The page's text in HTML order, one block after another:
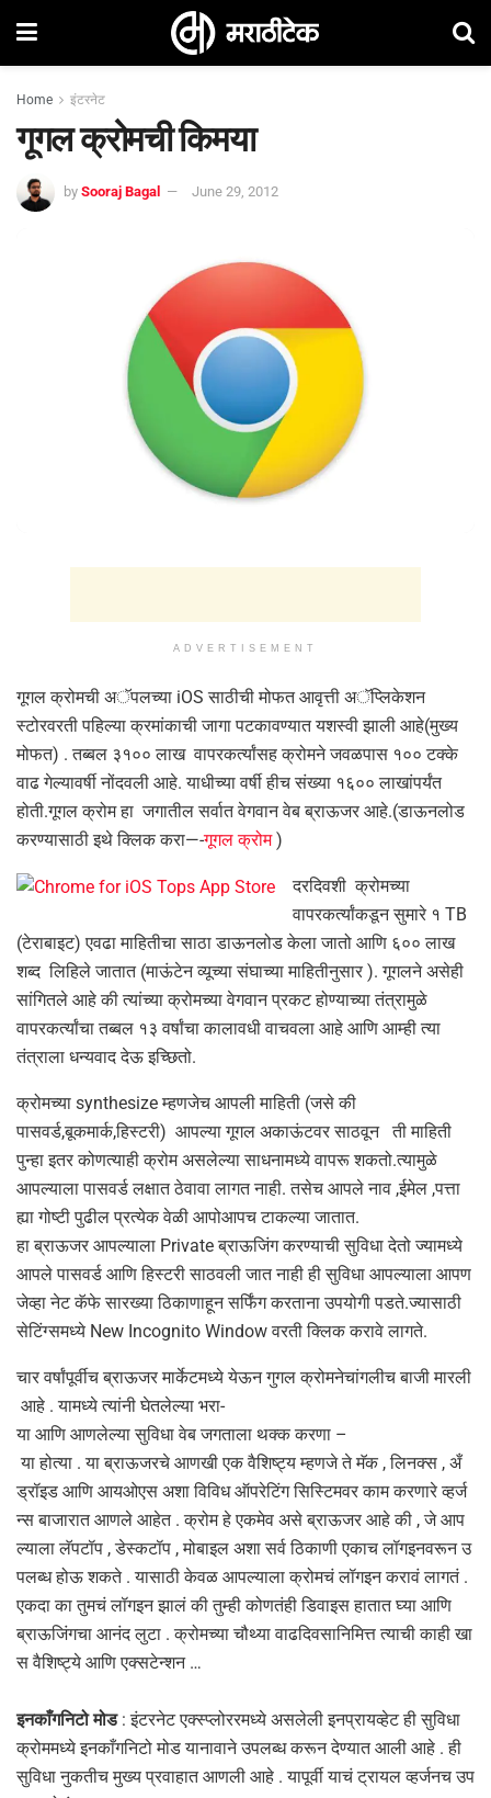
Home इंटरनेट
गूगल क्रोमची किमया
by Sooraj Bagal June 29, 2012
ADVERTISEMENT
गूगल क्रोमची अॅपलच्या iOS साठीची मोफत आवृत्ती अॅप्लिकेशन
स्टोरवरती पहिल्या क्रमांकाची जागा पटकावण्यात यशस्वी झाली आहे(मुख्य
मोफत) . तब्बल ३१०० लाख वापरकर्त्यांसह क्रोमने जवळपास १०० टक्के
वाढ गेल्यावर्षी नोंदवली आहे. याधीच्या वर्षी हीच संख्या १६०० लाखांपर्यंत
होती.गूगल क्रोम हा जगातील सर्वात वेगवान वेब ब्राऊजर आहे.(डाऊनलोड
करण्यासाठी इथे क्लिक करा—-गूगल क्रोम)
दरदिवशी क्रोमच्या
वापरकर्त्यांकडून सुमारे १ TB
(टेराबाइट) एवढा माहितीचा साठा डाऊनलोड केला जातो आणि ६०० लाख
शब्द लिहिले जातात (माऊंटेन व्यूच्या संघाच्या माहितीनुसार ). गूगलने असेही
सांगितले आहे की त्यांच्या क्रोमच्या वेगवान प्रकट होण्याच्या तंत्रामुळे
वापरकर्त्यांचा तब्बल १३ वर्षांचा कालावधी वाचवला आहे आणि आम्ही त्या
तंत्राला धन्यवाद देऊ इच्छितो.
क्रोमच्या synthesize म्हणजेच आपली माहिती (जसे की
पासवर्ड,बूकमार्क,हिस्टरी) आपल्या गूगल अकाऊंटवर साठवून ती माहिती
पुन्हा इतर कोणत्याही क्रोम असलेल्या साधनामध्ये वापरू शकतो.त्यामुळे
आपल्याला पासवर्ड लक्षात ठेवावा लागत नाही. तसेच आपले नाव ,ईमेल ,पत्ता
ह्या गोष्टी पुढील प्रत्येक वेळी आपोआपच टाकल्या जातात.
हा ब्राऊजर आपल्याला Private ब्राऊजिंग करण्याची सुविधा देतो ज्यामध्ये
आपले पासवर्ड आणि हिस्टरी साठवली जात नाही ही सुविधा आपल्याला आपण
जेव्हा नेट कॅफे सारख्या ठिकाणाहून सर्फिंग करताना उपयोगी पडते.ज्यासाठी
सेटिंग्समध्ये New Incognito Window वरती क्लिक करावे लागते.
चार वर्षांपूर्वीच ब्राऊजर मार्केटमध्ये येऊन गुगल क्रोमनेचांगलीच बाजी मारली
आहे . यामध्ये त्यांनी घेतलेल्या भरा-
या आणि आणलेल्या सुविधा वेब जगताला थक्क करणा –
या होत्या . या ब्राऊजरचे आणखी एक वैशिष्ट्य म्हणजे ते मॅक , लिनक्स , अँ
ड्रॉइड आणि आयओएस अशा विविध ऑपरेटिंग सिस्टिमवर काम करणारे व्हर्ज
न्स बाजारात आणले आहेत . क्रोम हे एकमेव असे ब्राऊजर आहे की , जे आप
ल्याला लॅपटॉप , डेस्कटॉप , मोबाइल अशा सर्व ठिकाणी एकाच लॉगइनवरून उ
पलब्ध होऊ शकते . यासाठी केवळ आपल्याला क्रोमचं लॉगइन करावं लागतं .
एकदा का तुमचं लॉगइन झालं की तुम्ही कोणतंही डिवाइस हातात घ्या आणि
ब्राऊजिंगचा आनंद लुटा . क्रोमच्या चौथ्या वाढदिवसानिमित्त त्याची काही खा
स वैशिष्ट्ये आणि एक्सटेन्शन …
इनकाँगनिटो मोड: इंटरनेट एक्स्प्लोररमध्ये असलेली इनप्रायव्हेट ही सुविधा
क्रोममध्ये इनकाँगनिटो मोड यानावाने उपलब्ध करून देण्यात आली आहे . ही
सुविधा नुकतीच मुख्य प्रवाहात आणली आहे . यापूर्वी याचं ट्रायल व्हर्जनच उप